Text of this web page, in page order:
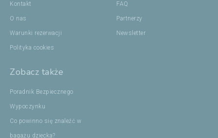
Kontakt
O nas
Warunki rezerwacji
Polityka cookies
FAQ
Partnerzy
Newsletter
Zobacz także
Poradnik Bezpiecznego
Wypoczynku
Co powinno się znaleźć w
bagażu dziecka?